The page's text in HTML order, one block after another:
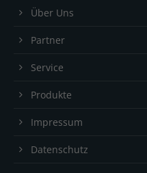
Über Uns
Partner
Service
Produkte
Impressum
Datenschutz